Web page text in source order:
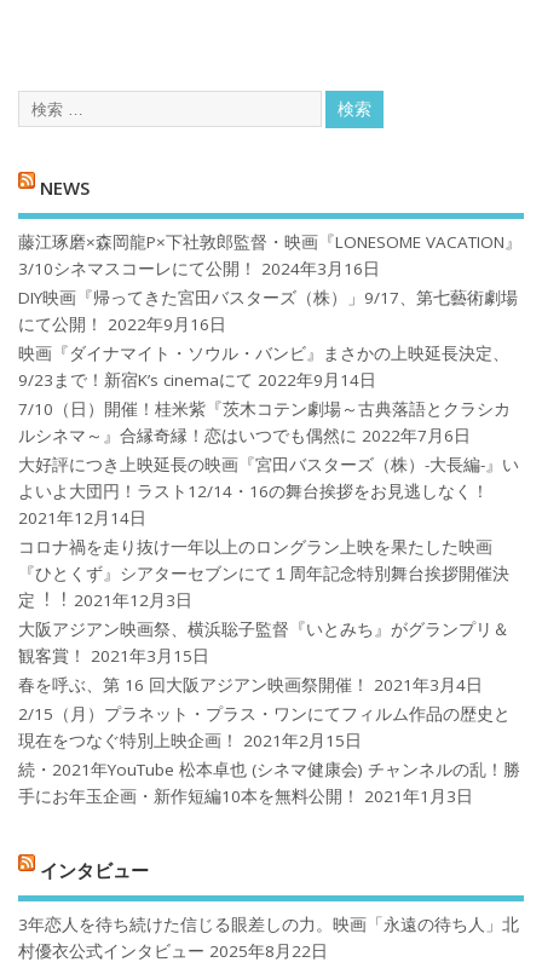
NEWS
藤江琢磨×森岡龍P×下社敦郎監督・映画『LONESOME VACATION』
3/10シネマスコーレにて公開！
2024年3月16日
DIY映画『帰ってきた宮田バスターズ（株）」9/17、第七藝術劇場
にて公開！
2022年9月16日
映画『ダイナマイト・ソウル・バンビ』まさかの上映延長決定、
9/23まで！新宿K’s cinemaにて 2022年9月14日
7/10（日）開催！桂米紫『茨木コテン劇場～古典落語とクラシカ
ルシネマ～』合縁奇縁！恋はいつでも偶然に 2022年7月6日
大好評につき上映延長の映画『宮田バスターズ（株）-大長編-』い
よいよ大団円！ラスト12/14・16の舞台挨拶をお見逃しなく！
2021年12月14日
コロナ禍を⾛り抜け⼀年以上のロングラン上映を果たした映画
『ひとくず』シアターセブンにて１周年記念特別舞台挨拶開催決
定︕︕ 2021年12月3日
大阪アジアン映画祭、横浜聡子監督『いとみち』がグランプリ＆
観客賞！
2021年3月15日
春を呼ぶ、第 16 回大阪アジアン映画祭開催！
2021年3月4日
2/15（月）プラネット・プラス・ワンにてフィルム作品の歴史と
現在をつなぐ特別上映企画！
2021年2月15日
続・2021年YouTube 松本卓也 (シネマ健康会) チャンネルの乱！勝
手にお年玉企画・新作短編10本を無料公開！
2021年1月3日
インタビュー
3年恋人を待ち続けた信じる眼差しの力。映画「永遠の待ち人」北
村優衣公式インタビュー 2025年8月22日